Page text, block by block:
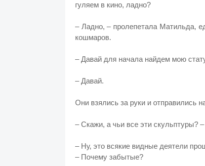
гуляем в кино, ладно?
– Ладно, – пролепетала Матильда,
кошмаров.
– Давай для начала найдем мою
– Давай.
Они взялись за руки и отправились
– Скажи, а чьи все эти скульптуры?
– Ну, это всякие видные деятели
– Почему забытые?